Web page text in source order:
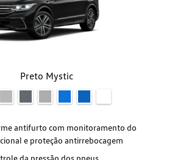
Preto Mystic
antifurto com monitoramento do
e proteção antirrebocagem
da pressão dos pneus